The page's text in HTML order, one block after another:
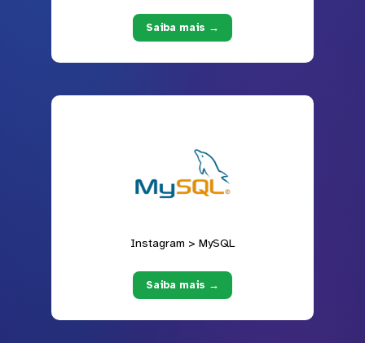
Saiba mais →
Instagram > MySQL
Saiba mais →